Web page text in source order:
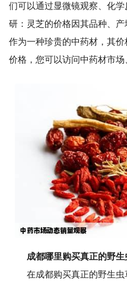
们可以通过显微镜观察、化
研：灵芝的价格因其品种、
作为一种珍贵的中药材，其
价格，您可以访问中药材市场
成都哪里购买真正的野
在成都购买真正的野生虫